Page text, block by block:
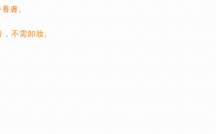
膚。
不需卸妝。